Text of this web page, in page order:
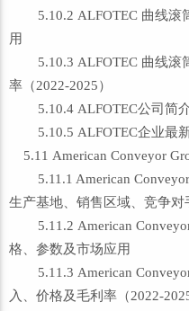
5.10.2 ALFOTEC 曲线滚
用
5.10.3 ALFOTEC 曲线滚
率（2022-2025）
5.10.4 ALFOTEC公司简
5.10.5 ALFOTEC企业最
5.11 American Conveyor
5.11.1 American Conveyor
生产基地、销售区域、竞争对
5.11.2 American Conveyor
格、参数及市场应用
5.11.3 American Conveyor
入、价格及毛利率（2022-2025